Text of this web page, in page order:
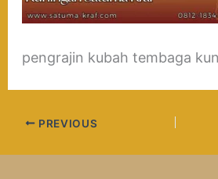
pengrajin kubah tembaga
PREVIOUS